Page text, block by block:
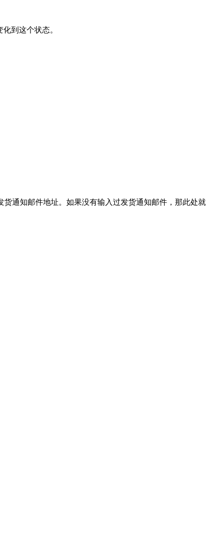
到这个状态。
通知邮件地址。如果没有输入过发货通知邮件，那此处就